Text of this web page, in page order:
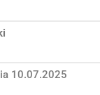
10.07.2025